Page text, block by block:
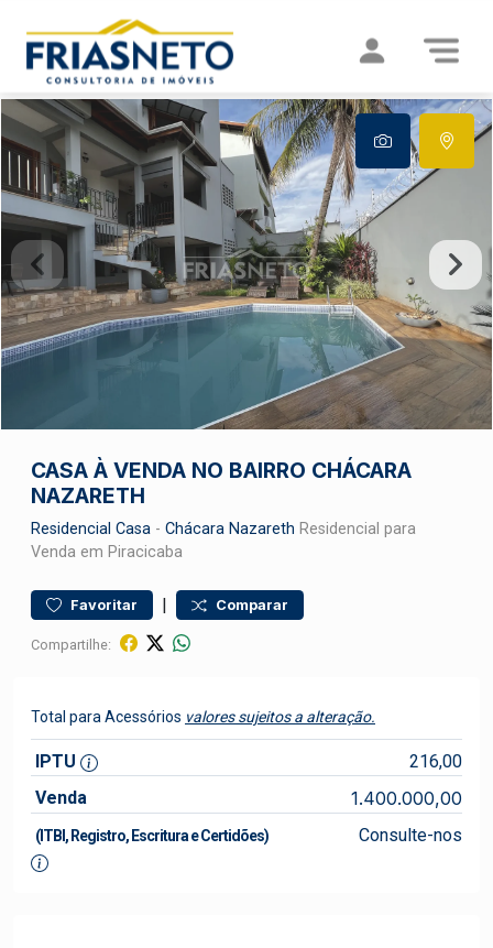
CASA À VENDA NO BAIRRO CHÁCARA
NAZARETH
Residencial Casa - Chácara Nazareth Residencial para
Venda em Piracicaba
Favoritar | Comparar
Compartilhe:
Total para Acessórios valores sujeitos a alteração.
IPTU
216,00
Venda
1.400.000,00
(ITBI, Registro, Escritura e Certidões) Consulte-nos